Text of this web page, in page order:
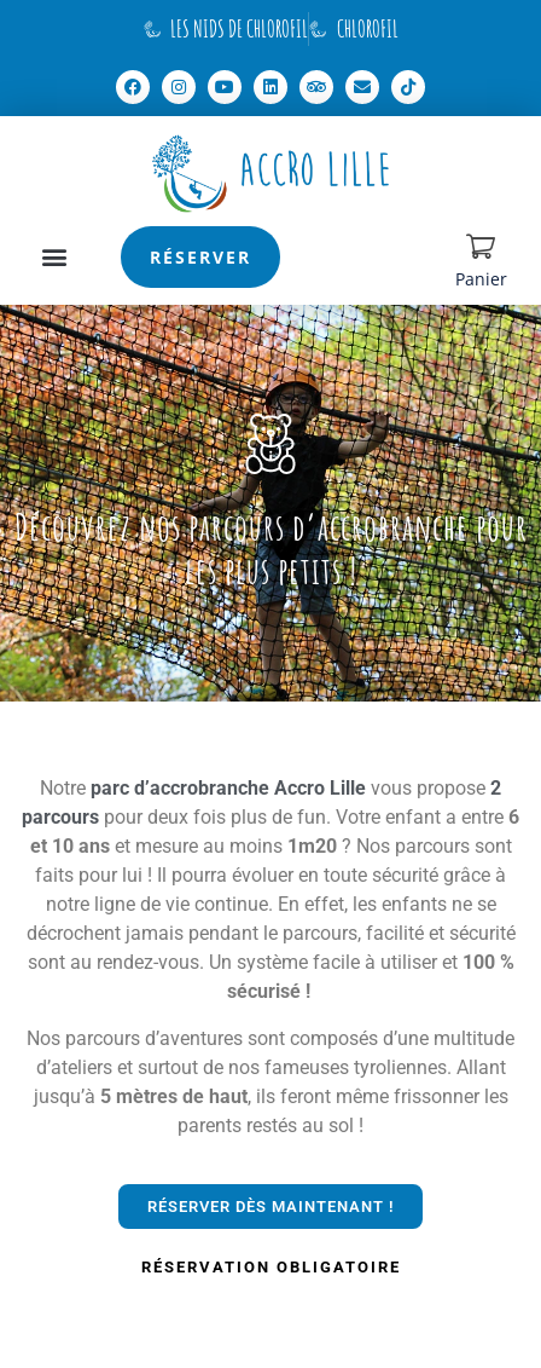
LES NIDS DE CHLOROFIL CHLOROFIL
RÉSERVER
Panier
Découvrez nos parcours d’accrobranche pour
les plus petits !
Notre parc d’accrobranche Accro Lille vous propose 2
parcours pour deux fois plus de fun. Votre enfant a entre 6
et 10 anset mesure au moins 1m20? Nos parcours sont
faits pour lui ! Il pourra évoluer en toute sécurité grâce à
notre ligne de vie continue. En effet, les enfants ne se
décrochent jamais pendant le parcours, facilité et sécurité
sont au rendez-vous. Un système facile à utiliser et 100 %
sécurisé !
Nos parcours d’aventures sont composés d’une multitude
d’ateliers et surtout de nos fameuses tyroliennes. Allant
jusqu’à 5 mètres de haut, ils feront même frissonner les
parents restés au sol !
RÉSERVER DÈS MAINTENANT !
RÉSERVATION OBLIGATOIRE